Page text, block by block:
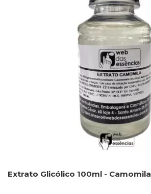
Extrato Glicólico 100ml - Camomila